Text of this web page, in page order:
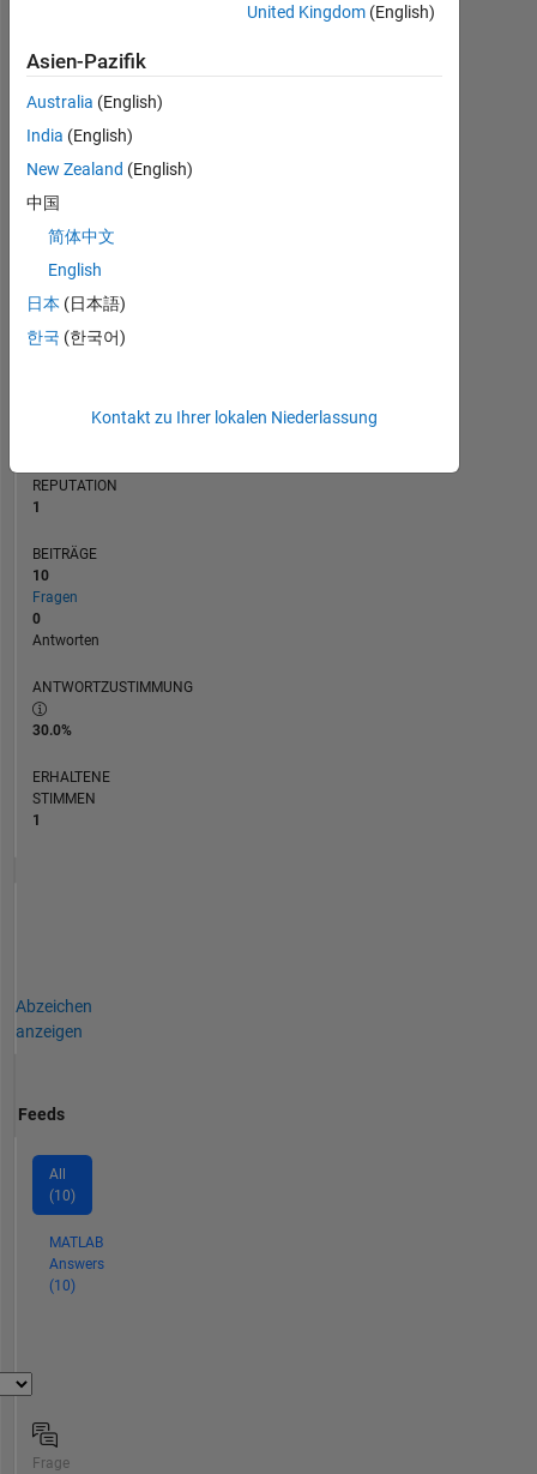
BEITRÄGE L
0
1
2
REPUTATION
1
BEITRÄGE
10
Fragen
0
Antworten
ANTWORTZUSTIMMUNG
30.0%
ERHALTENE
STIMMEN
1
Abzeichen
anzeigen
Feeds
All
(10)
MATLAB
Answers
(10)
Frage
United Kingdom (English)
Asien-Pazifik
Australia (English)
India (English)
New Zealand (English)
中国
简体中文
English
日本 (日本語)
한국 (한국어)
Kontakt zu Ihrer lokalen Niederlassung